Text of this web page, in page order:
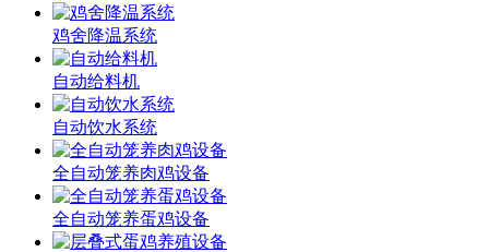
鸡舍降温系统
自动给料机
自动饮水系统
全自动笼养肉鸡设备
全自动笼养蛋鸡设备